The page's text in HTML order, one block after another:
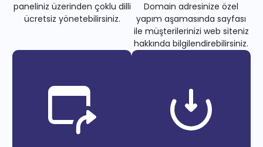
paneliniz üzerinden çoklu dilli
ücretsiz yönetebilirsiniz.
Domain adresinize özel
yapım aşamasında sayfası
ile müşterilerinizi web siteniz
hakkında bilgilendirebilirsiniz.